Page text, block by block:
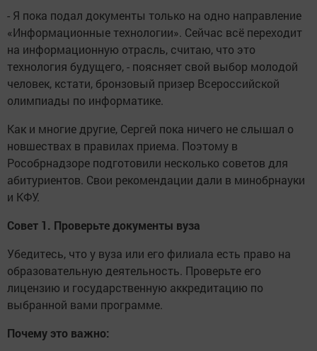
- Я пока подал документы только на одно направление
«Информационные технологии». Сейчас всё переходит
на информационную отрасль, считаю, что это
технология будущего, - поясняет свой выбор молодой
человек, кстати, бронзовый призер Всероссийской
олимпиады по информатике.
Как и многие другие, Сергей пока ничего не слышал о
новшествах в правилах приема. Поэтому в
Рособрнадзоре подготовили несколько советов для
абитуриентов. Свои рекомендации дали в минобрнауки
и КФУ.
Совет 1. Проверьте документы вуза
Убедитесь, что у вуза или его филиала есть право на
образовательную деятельность. Проверьте его
лицензию и государственную аккредитацию по
выбранной вами программе.
Почему это важно: